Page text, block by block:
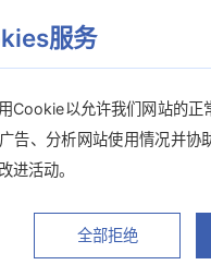
电检测仪ST4200
局部放电检测仪，用于检测
服务
Cookie以允许我们网站的正
告、分析网站使用情况并协
进活动。
全部拒绝